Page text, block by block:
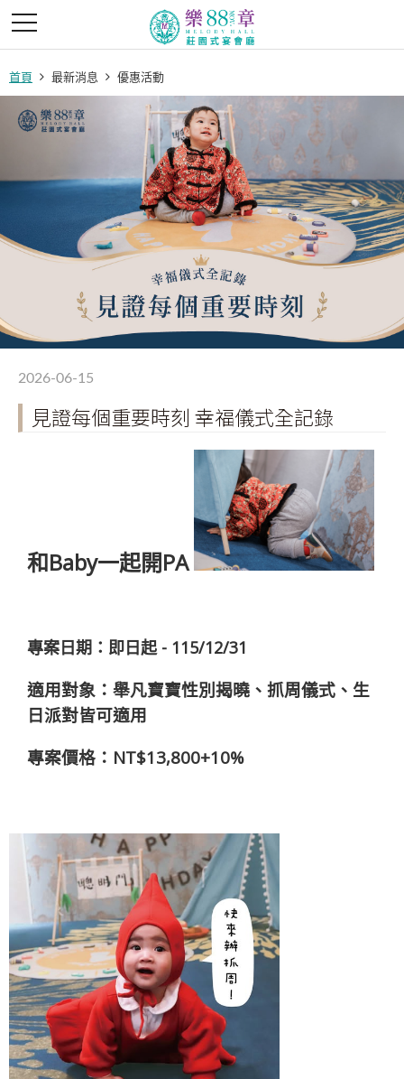
首頁 最新消息 優惠活動
2026-06-15
見證每個重要時刻 幸福儀式全記錄
和Baby一起開PA
專案日期：即日起 - 115/12/31
適用對象：舉凡寶寶性別揭曉、抓周儀式、生
日派對皆可適用
專案價格：NT$13,800+10%